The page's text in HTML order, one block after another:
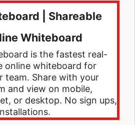
| Shareable
Whiteboard
is the fastest real-
online whiteboard for
team. Share with your
and view on mobile,
or desktop. No sign ups,